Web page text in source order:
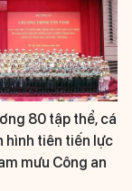
80 tập thể, cá
hình tiên tiến lực
mưu Công an